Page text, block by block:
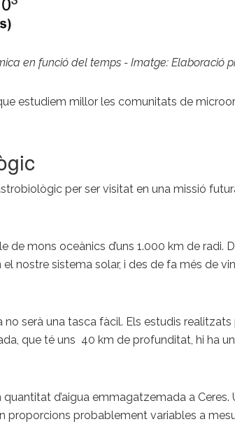
en funció del temps - Imatge:
estudiem millor les comunitats de
per ser visitat en una missió
de mons oceànics d’uns 1.000 km de
nostre sistema solar, i des de fa més de
serà una tasca fàcil. Els estudis
que té uns 40 km de profunditat, hi ha
d’aigua emmagatzemada a
proporcions probablement variables a